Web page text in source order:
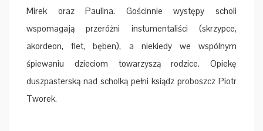
Mirek oraz Paulina. Gościnnie występy scholi
wspomagają przeróżni instumentaliści (skrzypce,
akordeon, flet, bęben), a niekiedy we wspólnym
śpiewaniu dzieciom towarzyszą rodzice. Opiekę
duszpasterską nad scholką pełni ksiądz proboszcz Piotr
Tworek.